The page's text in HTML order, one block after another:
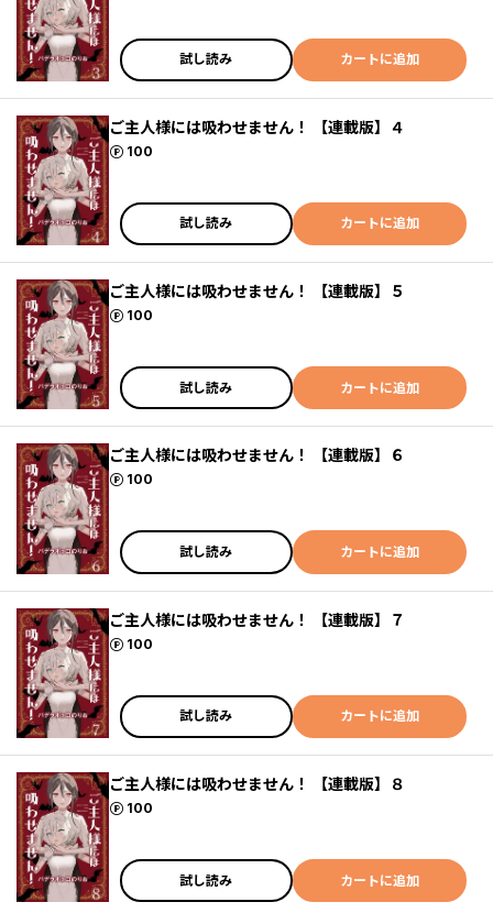
試し読み カートに追加
ご主人様には吸わせません！ 【連載版】４
100
ポイント
試し読み カートに追加
ご主人様には吸わせません！ 【連載版】５
100
ポイント
試し読み カートに追加
ご主人様には吸わせません！ 【連載版】６
100
ポイント
試し読み カートに追加
ご主人様には吸わせません！ 【連載版】７
100
ポイント
試し読み カートに追加
ご主人様には吸わせません！ 【連載版】８
100
ポイント
試し読み カートに追加